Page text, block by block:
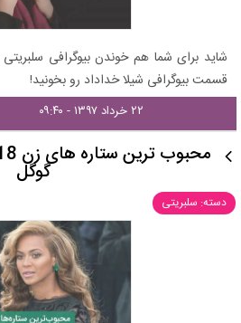
شاید برای شما هم خوندن بیوگرافی
قسمت بیوگرافی شیلا خداداد رو بخونید!
۲۲ خرداد ۱۳۹۷ - ۰۹:۴۰
گوگل
دسته: سلبریتی